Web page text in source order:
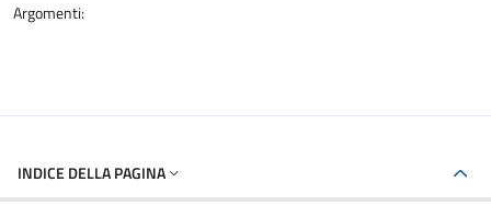
Argomenti:
INDICE DELLA PAGINA